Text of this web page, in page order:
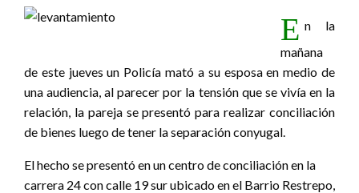
E n la
mañana
de este jueves un Policía mató a su esposa en medio de
una audiencia, al parecer por la tensión que se vivía en la
relación, la pareja se presentó para realizar conciliación
de bienes luego de tener la separación conyugal.
El hecho se presentó en un centro de conciliación en la
carrera 24 con calle 19 sur ubicado en el Barrio Restrepo,